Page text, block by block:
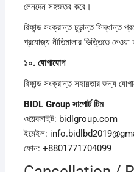
লেনদেন সহজতর করে।
রিফান্ড সংক্রান্ত চূড়ান্ত সিদ্ধান্ত
প্রযোজ্য নীতিমালার ভিত্তিতে নেওয়া
১০. যোগাযোগ
রিফান্ড সংক্রান্ত সহায়তার জন্য
BIDL Group সাপোর্টটিম
ওয়েবসাইট: bidlgroup.com
ইমেইল:
ফোন: +8801771704099